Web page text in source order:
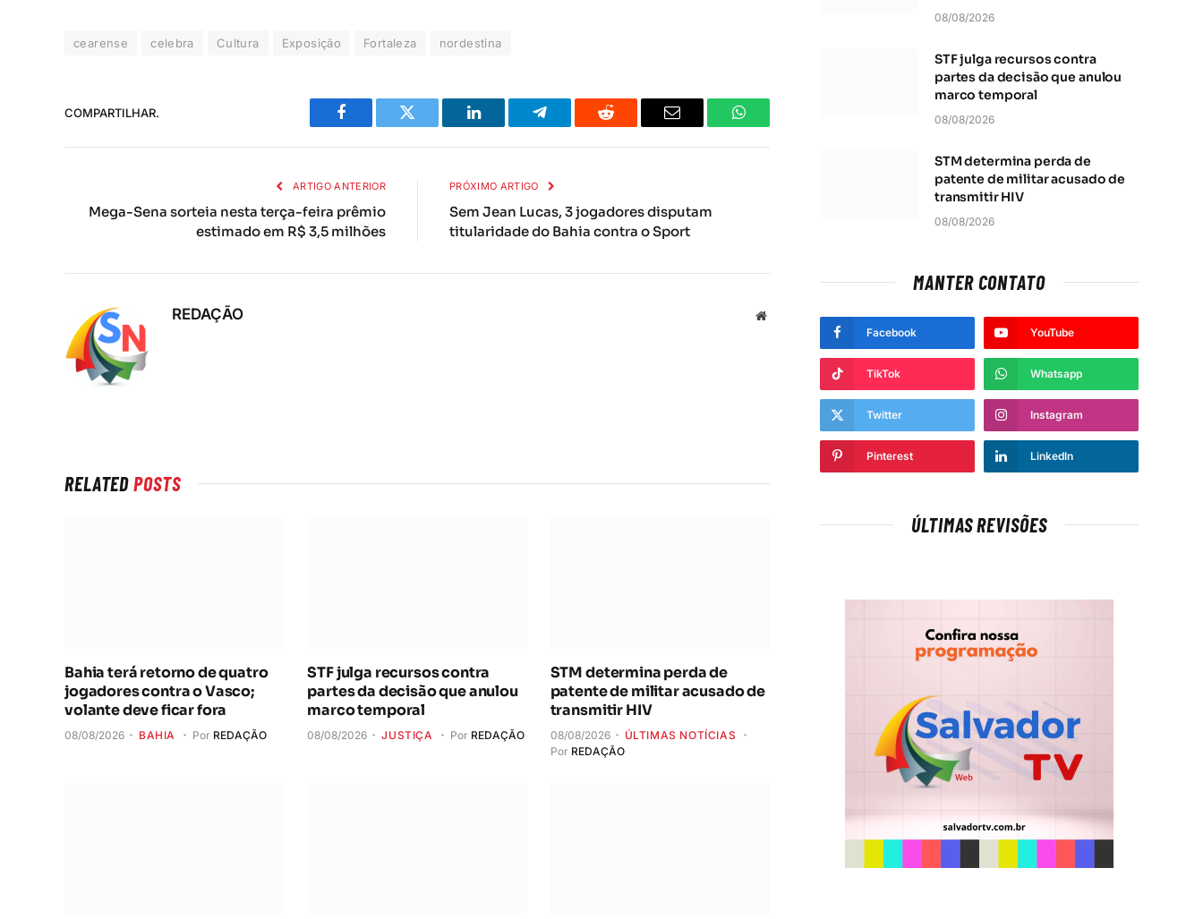
cearense celebra Cultura Exposição Fortaleza nordestina
COMPARTILHAR.
Facebook Twitter LinkedIn TelegramaReddit
E-
Whatsapp
ARTIGO ANTERIOR
Mega-Sena sorteia nesta terça-feira prêmio
estimado em R$ 3,5 milhões
PRÓXIMO ARTIGO
Sem Jean Lucas, 3 jogadores disputam
titularidade do Bahia contra o Sport
REDAÇÃO
Local
RELATEDPOSTS
Bahia terá retorno de quatro
jogadores contra o Vasco;
volante deve ficar fora
08/08/2026 BAHIA Por REDAÇÃO
STF julga recursos contra
partes da decisão que anulou
marco temporal
08/08/2026 JUSTIÇA Por REDAÇÃO
STM determina perda de
patente de militar acusado de
transmitir HIV
08/08/2026
ÚLTIMAS NOTÍCIAS
Por REDAÇÃO
08/08/2026
STF julga recursos contra
partes da decisão que anulou
marco temporal
08/08/2026
STM determina perda de
patente de militar acusado de
transmitir HIV
08/08/2026
MANTER CONTATO
Facebook YouTube
TikTok Whatsapp
Twitter Instagram
Pinterest LinkedIn
ÚLTIMAS REVISÕES